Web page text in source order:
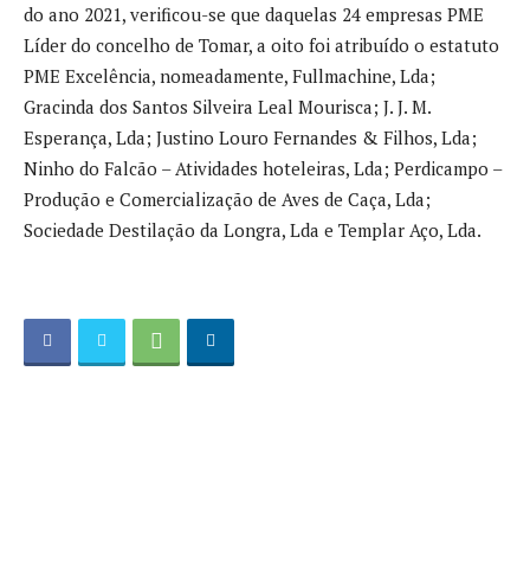
do ano 2021, verificou-se que daquelas 24 empresas PME
Líder do concelho de Tomar, a oito foi atribuído o estatuto
PME Excelência, nomeadamente, Fullmachine, Lda;
Gracinda dos Santos Silveira Leal Mourisca; J. J. M.
Esperança, Lda; Justino Louro Fernandes & Filhos, Lda;
Ninho do Falcão – Atividades hoteleiras, Lda; Perdicampo –
Produção e Comercialização de Aves de Caça, Lda;
Sociedade Destilação da Longra, Lda e Templar Aço, Lda.